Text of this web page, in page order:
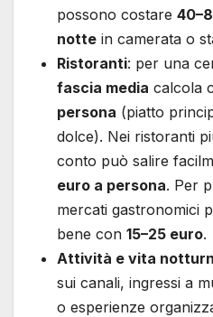
possono costare
notte in camerata o
Ristoranti: per una
fascia media calcola
persona (piatto
dolce). Nei ristoranti
conto può salire
euro a persona. Per
mercati gastronomici
bene con 15–25 euro.
Attività e vita
sui canali, ingressi a
o esperienze